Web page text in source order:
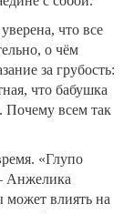
что все
о чём
за грубость:
что бабушка
Почему всем так
«Глупо
Анжелика
может влиять на